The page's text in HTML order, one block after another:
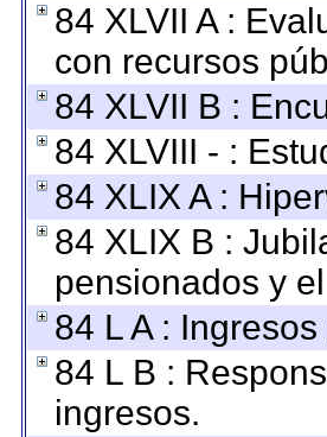
84 XLVII A :
con recursos
84 XLVII B :
84 XLVIII - :
84 XLIX A :
84 XLIX B :
pensionados y
84 L A :
84 L B :
ingresos.